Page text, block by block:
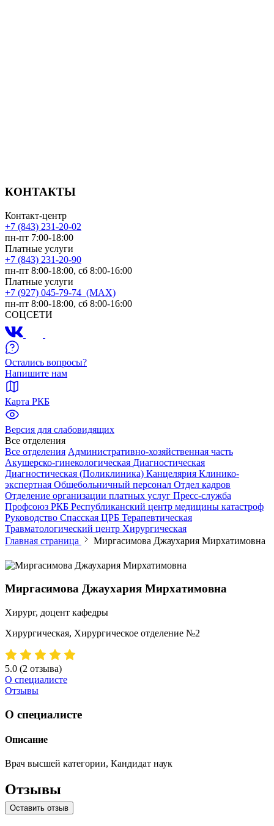
КОНТАКТЫ
Контакт-центр
+7 (843) 231-20-02
пн-пт 7:00-18:00
Платные услуги
+7 (843) 231-20-90
пн-пт 8:00-18:00, сб 8:00-16:00
Платные услуги
+7 (927) 045-79-74 (MAX)
пн-пт 8:00-18:00, сб 8:00-16:00
СОЦСЕТИ
Остались вопросы?
Напишите нам
Карта РКБ
Версия для слабовидящих
Все отделения
Все отделения Административно-хозяйственная часть
Акушерско-гинекологическая Диагностическая
Диагностическая (Поликлиника) Канцелярия Клинико-
экспертная Общебольничный персонал Отдел кадров
Отделение организации платных услуг Пресс-служба
Профсоюз РКБ Республиканский центр медицины катастроф
Руководство Спасская ЦРБ Терапевтическая
Травматологический центр Хирургическая
Главная страница
Миргасимова Джаухария Мирхатимовна
Миргасимова Джаухария Мирхатимовна
Хирург, доцент кафедры
Хирургическая, Хирургическое отделение №2
5.0 (2 отзыва)
О специалисте
Отзывы
О специалисте
Описание
Врач высшей категории, Кандидат наук
Отзывы
Оставить отзыв